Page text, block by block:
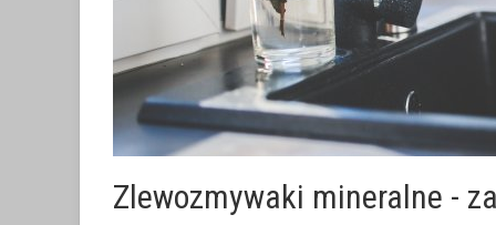
Zlewozmywaki mineralne -